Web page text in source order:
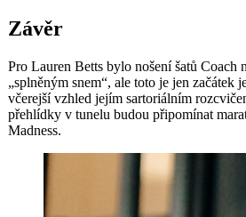
Závěr
Pro Lauren Betts bylo nošení šatů Coach
„splněným snem“, ale toto je jen začátek
včerejší vzhled jejím sartoriálním
přehlídky v tunelu budou připomínat
Madness.